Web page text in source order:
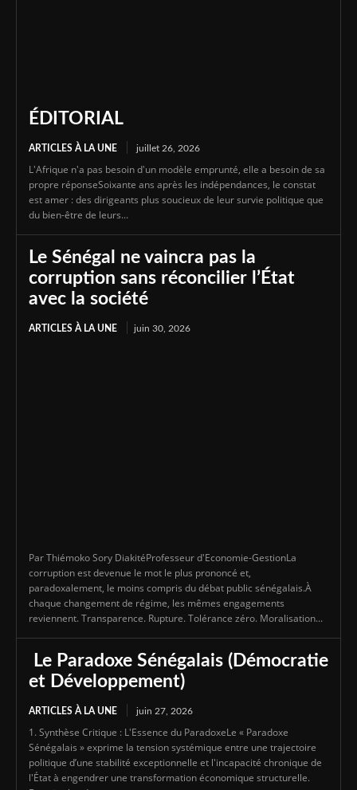
ÉDITORIAL
ARTICLES À LA UNE juillet 26, 2026
L'Afrique n'a pas besoin d'un modèle emprunté, elle a besoin de sa
propre réponseSoixante ans après les indépendances, le constat
est amer : des dirigeants plus soucieux de leur survie politique que
du bien-être de leurs...
Le Sénégal ne vaincra pas la
corruption sans réconcilier l’État
avec la société
ARTICLES À LA UNE juin 30, 2026
Par Thiémoko Sory DiakitéProfesseur d'Economie-GestionLa
corruption est devenue le mot le plus prononcé et,
paradoxalement, le moins compris du débat public sénégalais.À
chaque changement de régime, les mêmes engagements
reviennent. Transparence. Rupture. Tolérance zéro. Moralisation...
Le Paradoxe Sénégalais (Démocratie
et Développement)
ARTICLES À LA UNE juin 27, 2026
1. Synthèse Critique : L'Essence du ParadoxeLe « Paradoxe
Sénégalais » exprime la tension systémique entre une trajectoire
politique d’une stabilité exceptionnelle et l'incapacité chronique de
l'État à engendrer une transformation économique structurelle.